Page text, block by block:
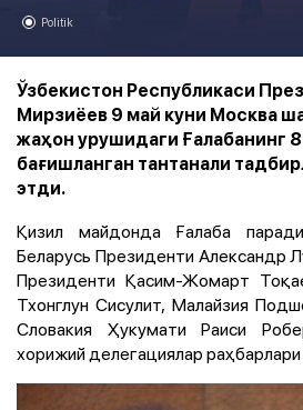
Politik
Ўзбекистон Республикаси
Мирзиёев 9 май куни Москва
жаҳон урушидаги Ғалабанинг
бағишланган тантанали
этди.
Қизил майдонда Ғалаба
Беларусь Президенти Александр
Президенти Қасим-Жомарт
Тхонглун Сисулит, Малайзия
Словакия Ҳукумати Раиси
хорижий делегациялар